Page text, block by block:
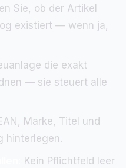
Sie, ob der Artikel
existiert — wenn ja,
die exakt
— sie steuert alle
Marke, Titel und
hinterlegen.
Kein Pflichtfeld leer